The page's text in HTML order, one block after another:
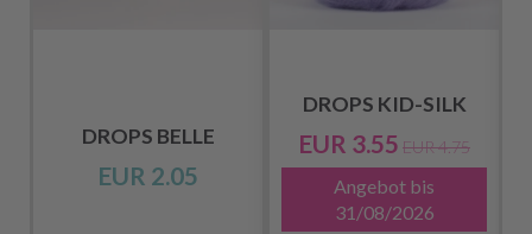
DROPS BELLE
EUR 2.05
DROPS KID-SILK
EUR 3.55 EUR 4.75
Angebot bis
31/08/2026